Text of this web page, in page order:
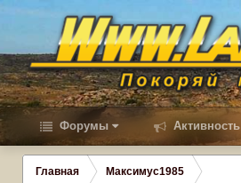
Форумы Активность
Главная Максимус1985